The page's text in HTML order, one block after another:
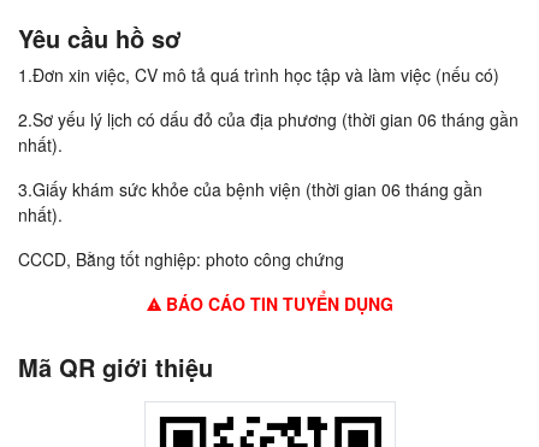
Yêu cầu hồ sơ
1.Đơn xin việc, CV mô tả quá trình học tập và làm việc (nếu có)
2.Sơ yếu lý lịch có dấu đỏ của địa phương (thời gian 06 tháng gần
nhất).
3.Giấy khám sức khỏe của bệnh viện (thời gian 06 tháng gần
nhất).
CCCD, Bằng tốt nghiệp: photo công chứng
BÁO CÁO TIN TUYỂN DỤNG
Mã QR giới thiệu